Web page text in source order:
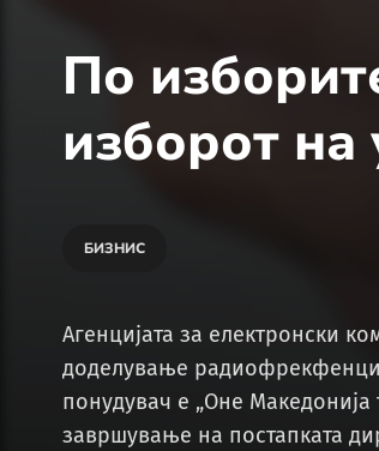
По
изборот на
БИЗНИС
Агенцијата за електронски
доделување
понудувач е „Оне Македонија
завршување на постапката